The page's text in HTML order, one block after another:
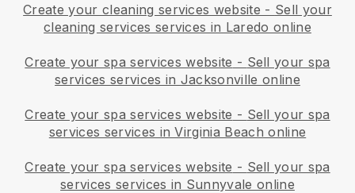
Create your cleaning services website - Sell your
cleaning services services in Laredo online
Create your spa services website - Sell your spa
services services in Jacksonville online
Create your spa services website - Sell your spa
services services in Virginia Beach online
Create your spa services website - Sell your spa
services services in Sunnyvale online